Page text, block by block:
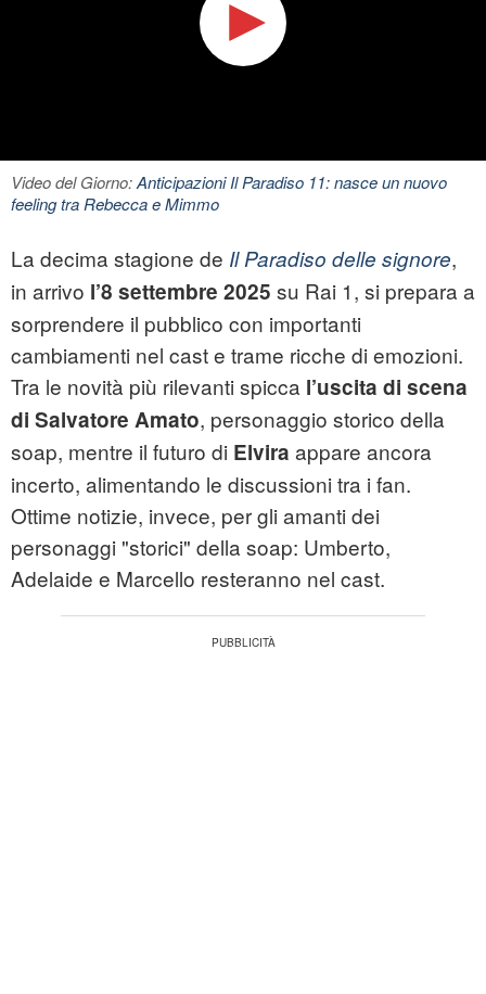
Video del Giorno:Anticipazioni Il Paradiso 11: nasce un nuovo
feeling tra Rebecca e Mimmo
La decima stagione de Il Paradiso delle signore,
in arrivo l’8 settembre 2025 su Rai 1, si prepara a
sorprendere il pubblico con importanti
cambiamenti nel cast e trame ricche di emozioni.
Tra le novità più rilevanti spicca l’uscita di scena
di Salvatore Amato, personaggio storico della
soap, mentre il futuro di Elvira appare ancora
incerto, alimentando le discussioni tra i fan.
Ottime notizie, invece, per gli amanti dei
personaggi "storici" della soap: Umberto,
Adelaide e Marcello resteranno nel cast.